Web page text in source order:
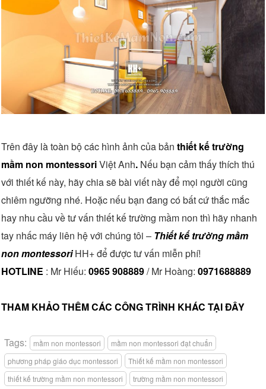
Trên đây là toàn bộ các hình ảnh của bản thiết kế trường
mầm non montessoriViệt Anh. Nếu bạn cảm thấy thích thú
với thiết kế này, hãy chia sẽ bài viết này để mọi người cũng
chiêm ngưỡng nhé. Hoặc nếu bạn đang có bất cứ thắc mắc
hay nhu cầu về tư vấn thiết kế trường mầm non thì hãy nhanh
tay nhấc máy liên hệ với chúng tôi – Thiết kế trường mầm
non montessoriHH+ để được tư vấn miễn phí!
HOTLINE : Mr Hiếu: 0965 908889/ Mr Hoàng: 0971688889
THAM KHẢO THÊM CÁC CÔNG TRÌNH KHÁC TẠI ĐÂY
Tags: mầm non montessori
mầm non montessori đạt chuẩn
phương pháp giáo dục montessori
Thiết kế mầm non montessori
thiết kế trường mầm non montessori
trường mầm non montessori